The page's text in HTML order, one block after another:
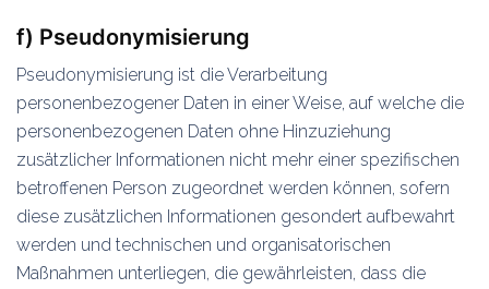
f) Pseudonymisierung
Pseudonymisierung ist die Verarbeitung
personenbezogener Daten in einer Weise, auf welche die
personenbezogenen Daten ohne Hinzuziehung
zusätzlicher Informationen nicht mehr einer spezifischen
betroffenen Person zugeordnet werden können, sofern
diese zusätzlichen Informationen gesondert aufbewahrt
werden und technischen und organisatorischen
Maßnahmen unterliegen, die gewährleisten, dass die